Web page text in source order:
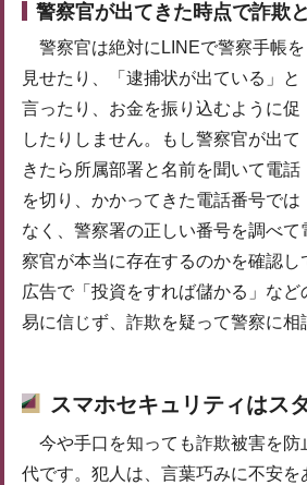
警察官が出てきた時点で詐欺
警察官は絶対にLINEで警察手帳を
見せたり、「逮捕状が出ている」と
言ったり、お金を振り込むように促
したりしません。もし警察官が出て
きたら所属部署と名前を聞いて電話
を切り、かかってきた電話番号では
なく、警察署の正しい番号を調べ
察官が本当に存在するのかを確認
広告で「投資をすれば儲かる」な
易に信じず、詐欺を疑って警察に相
スマホセキュリティはス
今や手口を知っても詐欺被害を防
代です。犯人は、言葉巧みに不安を